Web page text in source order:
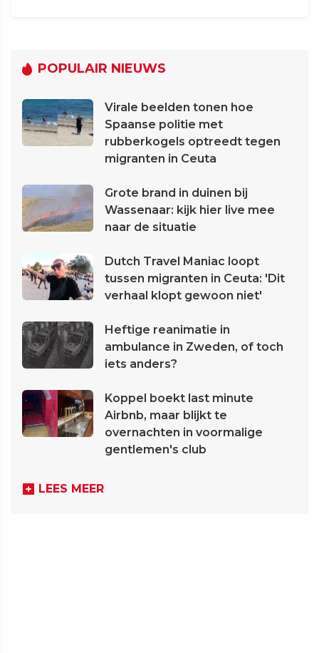
POPULAIR NIEUWS
Virale beelden tonen hoe
Spaanse politie met
rubberkogels optreedt tegen
migranten in Ceuta
Grote brand in duinen bij
Wassenaar: kijk hier live mee
naar de situatie
Dutch Travel Maniac loopt
tussen migranten in Ceuta: 'Dit
verhaal klopt gewoon niet'
Heftige reanimatie in
ambulance in Zweden, of toch
iets anders?
Koppel boekt last minute
Airbnb, maar blijkt te
overnachten in voormalige
gentlemen's club
LEES MEER